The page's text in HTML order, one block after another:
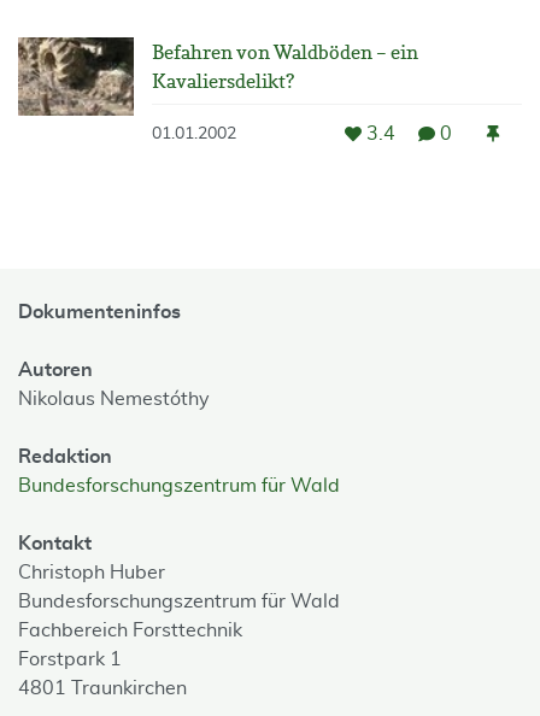
Befahren von Waldböden – ein
Kavaliersdelikt?
01.01.2002 3.4 0
Dokumenteninfos
Autoren
Nikolaus Nemestóthy
Redaktion
Bundesforschungszentrum für Wald
Kontakt
Christoph Huber
Bundesforschungszentrum für Wald
Fachbereich Forsttechnik
Forstpark 1
4801 Traunkirchen